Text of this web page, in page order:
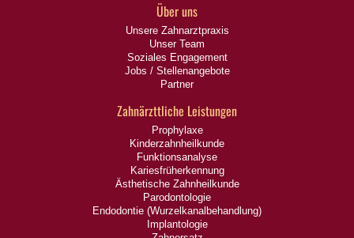
Über uns
Unsere Zahnarztpraxis
Unser Team
Soziales Engagement
Jobs / Stellenangebote
Partner
Zahnärzttliche Leistungen
Prophylaxe
Kinderzahnheilkunde
Funktionsanalyse
Kariesfrüherkennung
Ästhetische Zahnheilkunde
Parodontologie
Endodontie (Wurzelkanalbehandlung)
Implantologie